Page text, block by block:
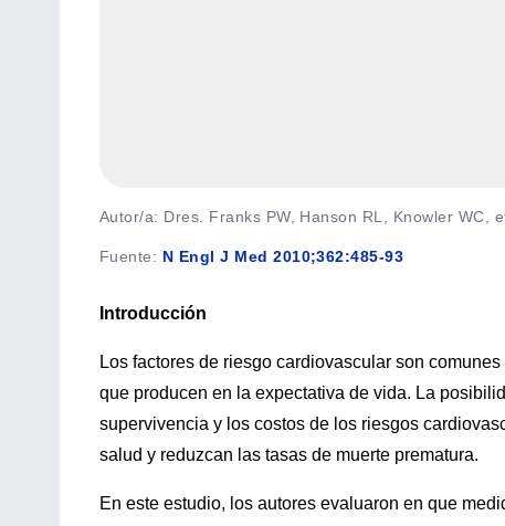
Autor/a: Dres. Franks PW, Hanson RL, Knowler WC,
Fuente: N Engl J Med 2010;362:485-93
Introducción
Los factores de riesgo cardiovascular son
que producen en la expectativa de vida. La
supervivencia y los costos de los riesgos
salud y reduzcan las tasas de muerte prematura.
En este estudio, los autores evaluaron en que